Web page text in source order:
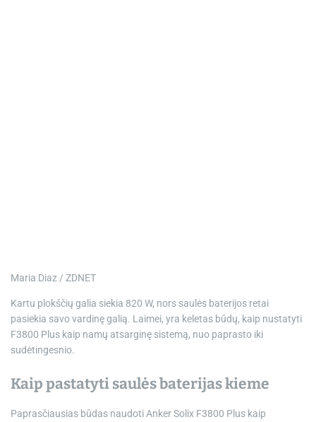
Maria Diaz / ZDNET
Kartu plokščių galia siekia 820 W, nors saulės baterijos retai
pasiekia savo vardinę galią. Laimei, yra keletas būdų, kaip nustatyti
F3800 Plus kaip namų atsarginę sistemą, nuo paprasto iki
sudėtingesnio.
Kaip pastatyti saulės baterijas kieme
Paprasčiausias būdas naudoti Anker Solix F3800 Plus kaip